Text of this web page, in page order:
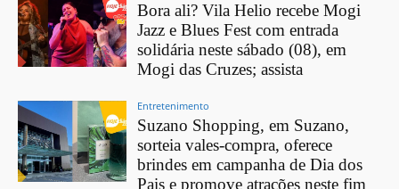
Bora ali? Vila Helio recebe Mogi
Jazz e Blues Fest com entrada
solidária neste sábado (08), em
Mogi das Cruzes; assista
Entretenimento
Suzano Shopping, em Suzano,
sorteia vales-compra, oferece
brindes em campanha de Dia dos
Pais e promove atrações neste fim